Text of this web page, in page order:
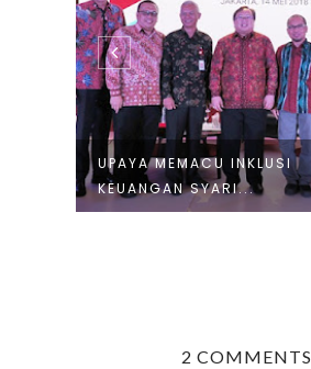
UPAYA MEMACU INKLUSI
KEUANGAN SYARI...
2 COMMENTS